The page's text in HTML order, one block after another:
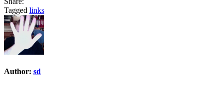
Tagged links
Author: sd